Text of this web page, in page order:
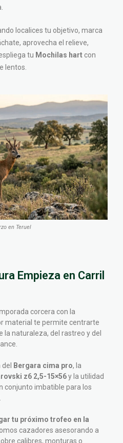
localices tu objetivo, marca
aprovecha el relieve,
tu Mochilas hart con
lentos.
en Teruel
Empieza en Carril
corcera con la
material te permite centrarte
naturaleza, del rastreo y del
Bergara cima pro, la
z6 2,5-15×56y la utilidad
conjunto imbatible para los
tu próximo trofeo en la
cazadores asesorando a
calibres, monturas o